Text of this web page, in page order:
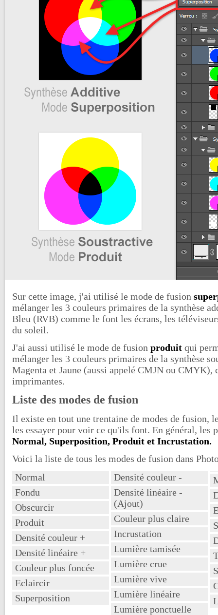
Sur cette image, j'ai utilisé le mode de fusion
mélanger les 3 couleurs primaires de la synthèse
Bleu (RVB) comme le font les écrans, les
du soleil.
J'ai aussi utilisé le mode de fusion produit qui
mélanger les 3 couleurs primaires de la synthèse
Magenta et Jaune (aussi appelé CMJN ou CMYK),
imprimantes.
Liste des modes de fusion
Il existe en tout une trentaine de modes de fusion,
les essayer pour voir ce qu'ils font. En général, les
Normal, Superposition, Produit et Incrustation.
Voici la liste de tous les modes de fusion dans
Normal
Fondu
Obscurcir
Produit
Densité couleur +
Densité linéaire +
Couleur plus foncée
Eclaircir
Superposition
Densité couleur -
Densité linéaire -
(Ajout)
Couleur plus claire
Incrustation
Lumière tamisée
Lumière crue
Lumière vive
Lumière linéaire
Lumière ponctuelle